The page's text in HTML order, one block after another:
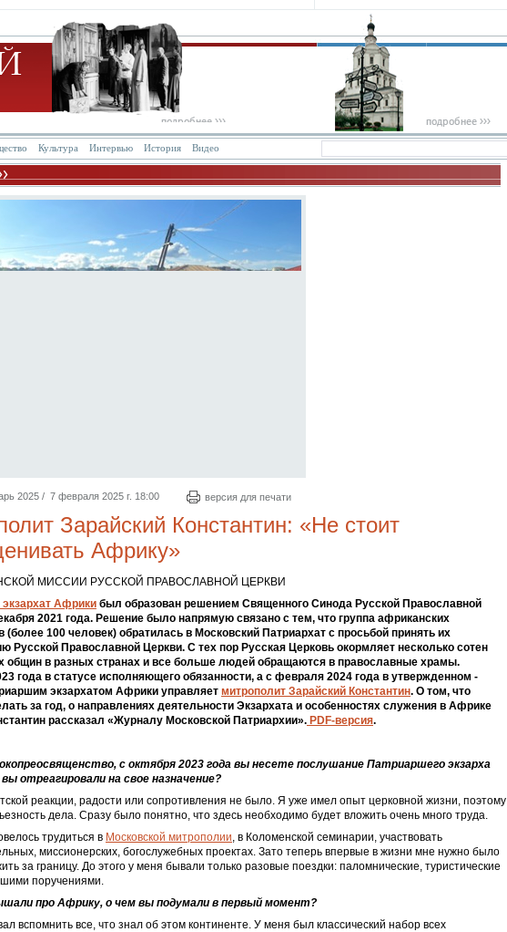
Культура Интервью История Видео
2025 / 7 февраля 2025 г. 18:00 версия для печати
Зарайский Константин: «Не стоит
Африку»
МИССИИ РУССКОЙ ПРАВОСЛАВНОЙ ЦЕРКВИ
Африки был образован решением Священного Синода Русской Православной
2021 года. Решение было напрямую связано с тем, что группа африканских
(более 100 человек) обратилась в Московский Патриархат с просьбой принять их
Русской Православной Церкви. С тех пор Русская Церковь окормляет несколько сотен
общин в разных странах и все больше людей обращаются в православные храмы.
года в статусе исполняющего обязанности, а с февраля 2024 года в утвержденном
экзархатом Африки управляет митрополит Зарайский Константин. О том, что
за год, о направлениях деятельности Экзархата и особенностях служения в Африке
рассказал «Журналу Московской Патриархии». PDF-версия.
с октября 2023 года вы несете послушание Патриаршего экзарха
отреагировали на свое назначение?
реакции, радости или сопротивления не было. Я уже имел опыт церковной жизни, поэтому
дела. Сразу было понятно, что здесь необходимо будет вложить очень много труда.
трудиться в Московской митрополии, в Коломенской семинарии, участвовать
миссионерских, богослужебных проектах. Зато теперь впервые в жизни мне нужно было
за границу. До этого у меня бывали только разовые поездки: паломнические, туристические
поручениями.
про Африку, о чем вы подумали в первый момент?
вспомнить все, что знал об этом континенте. У меня был классический набор всех